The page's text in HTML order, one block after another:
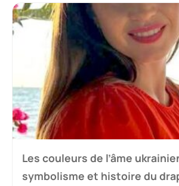
Les couleurs de l’âme
symbolisme et histoire du